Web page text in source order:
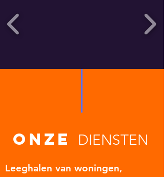
ONZE DIENSTEN
Leeghalen van woningen,